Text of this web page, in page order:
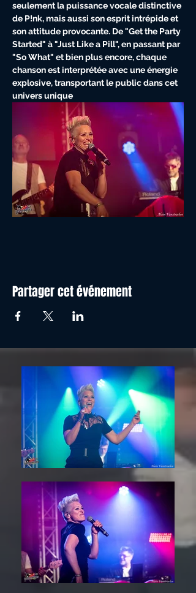
seulement la puissance vocale distinctive
de P!nk, mais aussi son esprit intrépide et
son attitude provocante. De "Get the Party
Started" à "Just Like a Pill", en passant par
"So What" et bien plus encore, chaque
chanson est interprétée avec une énergie
explosive, transportant le public dans cet
univers unique
Partager cet événement